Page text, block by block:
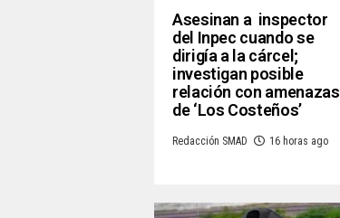
Asesinan a inspector
del Inpec cuando se
dirigía a la cárcel;
investigan posible
relación con amenazas
de ‘Los Costeños’
Redacción SMAD 16 horas ago